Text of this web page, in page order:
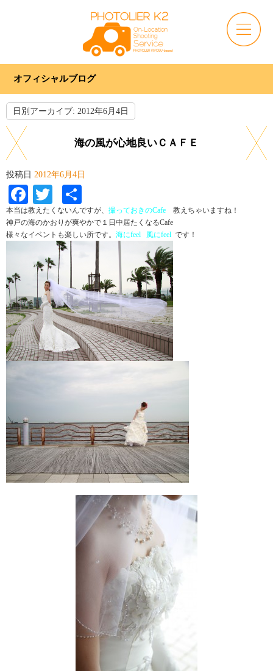
オフィシャルブログ
日別アーカイブ: 2012年6月4日
海の風が心地良いＣＡＦＥ
投稿日 2012年6月4日
Facebook
Twitter
有
本当は教えたくないんですが、 撮っておきのCafe 教えちゃいますね！
神戸の海のかおりが爽やかで１日中居たくなるCafe
様々なイベントも楽しい所です。 海にfeel 風にfeel です！